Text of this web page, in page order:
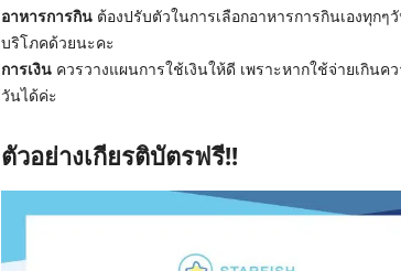
อาหารการกิน ต้องปรับตัวในการเลือกอาหารการกินเองทุก
บริโภคด้วยนะคะ
การเงิน ควรวางแผนการใช้เงินให้ดี เพราะหากใช้จ่ายเกิน
วันได้ค่ะ
ตัวอย่างเกียรติบัตรฟรี!!